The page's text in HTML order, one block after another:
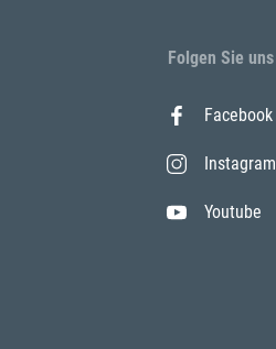
Folgen Sie uns
Facebook
Instagram
Youtube